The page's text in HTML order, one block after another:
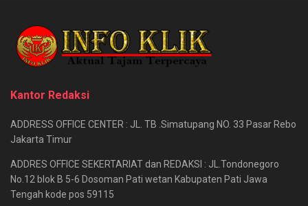
Kantor Redaksi
ADDRESS OFFICE CENTER : JL. TB .Simatupang NO. 33 Pasar Rebo
Jakarta Timur
ADDRES OFFICE SEKERTARIAT dan REDAKSI : JL.Tondonegoro
No.12 blok B 5-6 Dosoman Pati wetan Kabupaten Pati Jawa
Tengah kode pos 59115